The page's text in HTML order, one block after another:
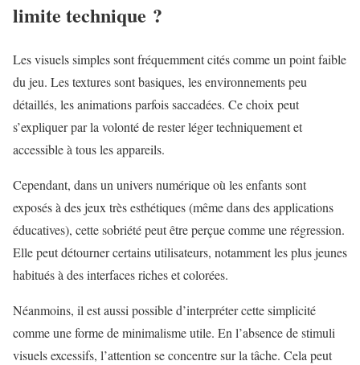
limite technique ?
Les visuels simples sont fréquemment cités comme un point faible
du jeu. Les textures sont basiques, les environnements peu
détaillés, les animations parfois saccadées. Ce choix peut
s’expliquer par la volonté de rester léger techniquement et
accessible à tous les appareils.
Cependant, dans un univers numérique où les enfants sont
exposés à des jeux très esthétiques (même dans des applications
éducatives), cette sobriété peut être perçue comme une régression.
Elle peut détourner certains utilisateurs, notamment les plus jeunes
habitués à des interfaces riches et colorées.
Néanmoins, il est aussi possible d’interpréter cette simplicité
comme une forme de minimalisme utile. En l’absence de stimuli
visuels excessifs, l’attention se concentre sur la tâche. Cela peut